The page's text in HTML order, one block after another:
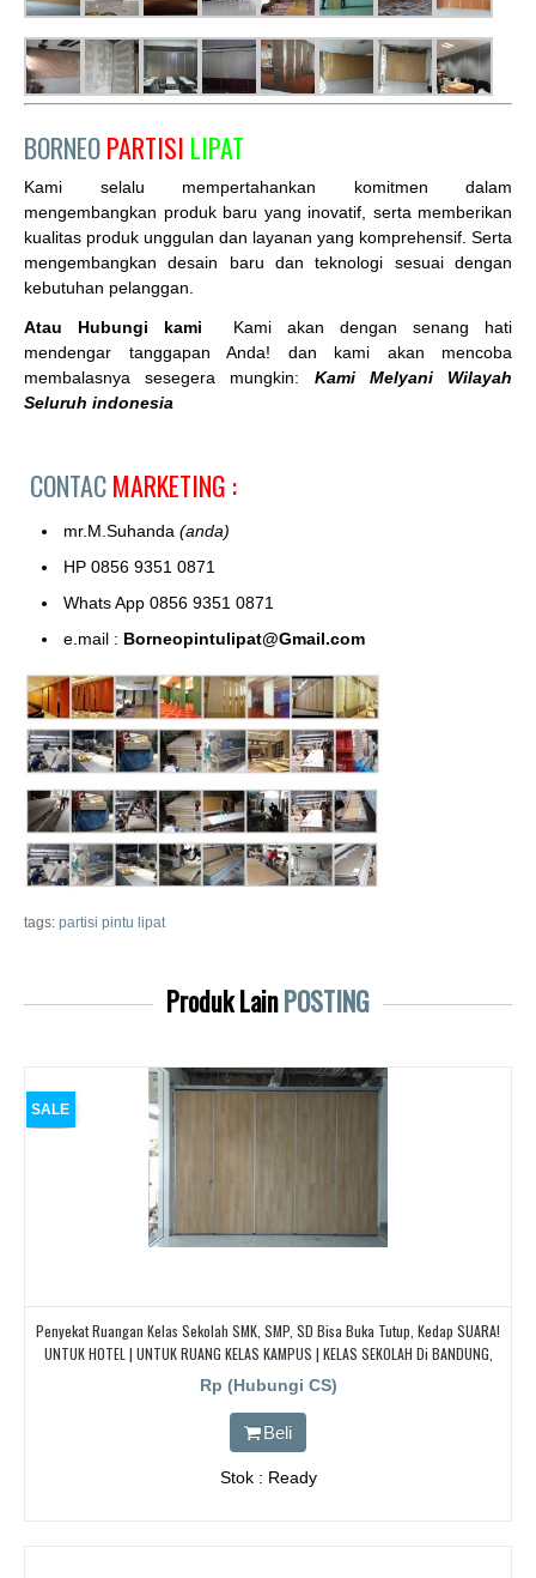
BORNEOPARTISI LIPAT
Kami selalu mempertahankan komitmen dalam
mengembangkan produk baru yang inovatif, serta memberikan
kualitas produk unggulan dan layanan yang komprehensif. Serta
mengembangkan desain baru dan teknologi sesuai dengan
kebutuhan pelanggan.
Atau Hubungi kami
Kami akan dengan senang hati
mendengar tanggapan Anda! dan kami akan mencoba
membalasnya sesegera mungkin: Kami Melyani Wilayah
Seluruh indonesia
CONTACMARKETING :
mr.M.Suhanda (anda)
HP 0856 9351 0871
Whats App 0856 9351 0871
e.mail : Borneopintulipat@Gmail.com
tags: partisi pintu lipat
Produk LainPOSTING
SALE
Penyekat Ruangan Kelas Sekolah SMK, SMP, SD Bisa Buka Tutup, Kedap SUARA!
UNTUK HOTEL | UNTUK RUANG KELAS KAMPUS | KELAS SEKOLAH Di BANDUNG,
JAKARTA, BEKASI, TANGERANG
Rp (Hubungi CS)
Beli
Stok : Ready